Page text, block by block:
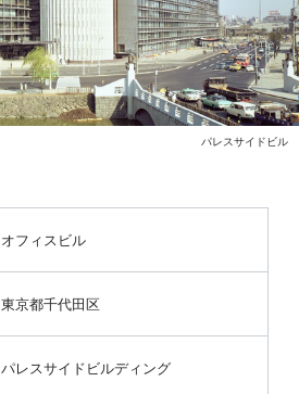
パレスサイドビル
オフィスビル
東京都千代田区
パレスサイドビルディング